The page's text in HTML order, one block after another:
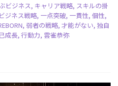
ビジネス, キャリア戦略, スキルの掛
ビジネス戦略, 一点突破, 一貫性, 個性,
, 弱者の戦略, 才能がない, 独自
成長, 行動力, 雲雀恭弥